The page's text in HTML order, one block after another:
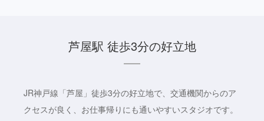
芦屋駅 徒歩3分の好立地
JR神戸線「芦屋」徒歩3分の好立地で、交通機関からのア
クセスが良く、お仕事帰りにも通いやすいスタジオです。